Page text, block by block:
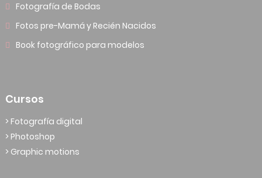
Fotografía de Bodas
Fotos pre-Mamá y Recién Nacidos
Book fotográfico para modelos
Cursos
> Fotografía digital
> Photoshop
> Graphic motions